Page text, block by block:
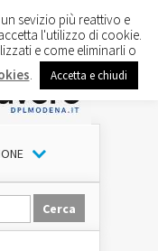
sevizio più reattivo e
l'utilizzo di cookie.
e come eliminarli o
Accetta e chiudi